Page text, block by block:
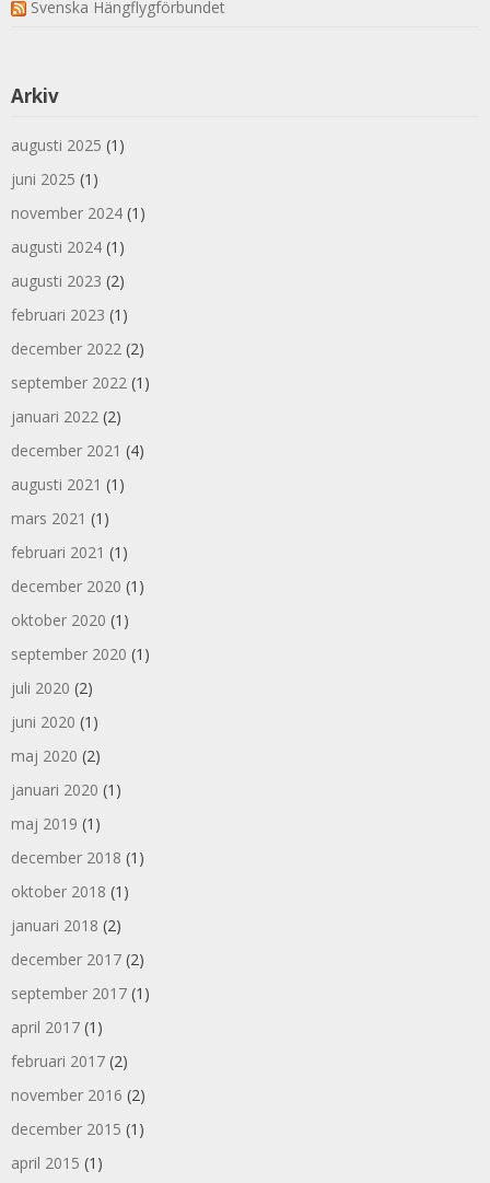
Svenska Hängflygförbundet
Arkiv
augusti 2025 (1)
juni 2025 (1)
november 2024 (1)
augusti 2024 (1)
augusti 2023 (2)
februari 2023 (1)
december 2022 (2)
september 2022 (1)
januari 2022 (2)
december 2021 (4)
augusti 2021 (1)
mars 2021 (1)
februari 2021 (1)
december 2020 (1)
oktober 2020 (1)
september 2020 (1)
juli 2020 (2)
juni 2020 (1)
maj 2020 (2)
januari 2020 (1)
maj 2019 (1)
december 2018 (1)
oktober 2018 (1)
januari 2018 (2)
december 2017 (2)
september 2017 (1)
april 2017 (1)
februari 2017 (2)
november 2016 (2)
december 2015 (1)
april 2015 (1)